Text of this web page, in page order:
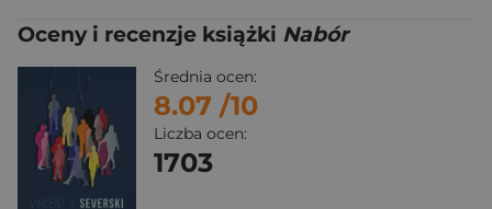
Oceny i recenzje książki Nabór
Średnia ocen:
8.07 /10
Liczba ocen:
1703